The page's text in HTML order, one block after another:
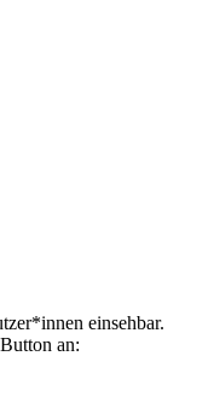
einsehbar.
an: